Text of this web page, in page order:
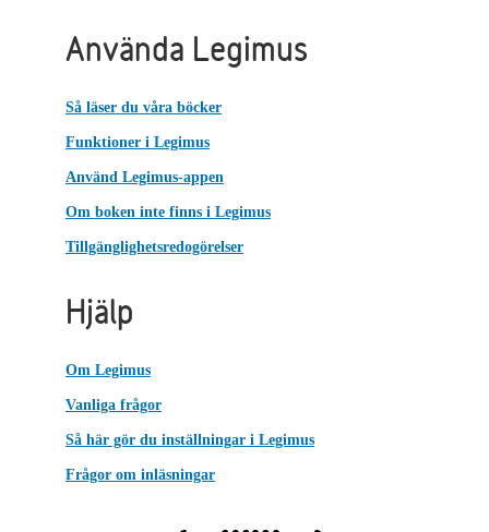
Använda Legimus
Så läser du våra böcker
Funktioner i Legimus
Använd Legimus-appen
Om boken inte finns i Legimus
Tillgänglighetsredogörelser
Hjälp
Om Legimus
Vanliga frågor
Så här gör du inställningar i Legimus
Frågor om inläsningar